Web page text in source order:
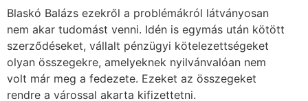
Blaskó Balázs ezekről a problémákról látványosan
nem akar tudomást venni. Idén is egymás után kötött
szerződéseket, vállalt pénzügyi kötelezettségeket
olyan összegekre, amelyeknek nyilvánvalóan nem
volt már meg a fedezete. Ezeket az összegeket
rendre a várossal akarta kifizettetni.